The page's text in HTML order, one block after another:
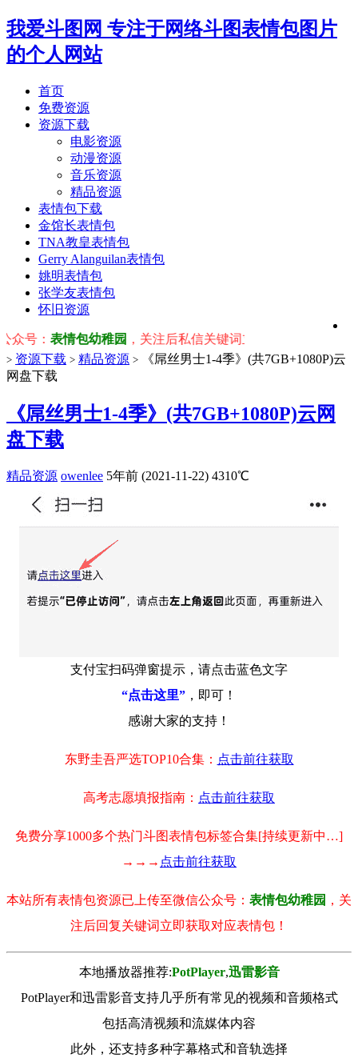
我爱斗图网 专注于网络斗图表情包图片
的个人网站
首页
免费资源
资源下载
电影资源
动漫资源
音乐资源
精品资源
表情包下载
金馆长表情包
TNA教皇表情包
Gerry Alanguilan表情包
姚明表情包
张学友表情包
怀旧资源
表情包幼稚园，关注后私信关键词立即获取对应表情包！ ※
> 资源下载 > 精品资源 >
《屌丝男士1-4季》(共7GB+1080P)云
网盘下载
《屌丝男士1-4季》(共7GB+1080P)云网
盘下载
精品资源 owenlee 5年前 (2021-11-22) 4310℃
支付宝扫码弹窗提示，请点击蓝色文字
“点击这里” ，即可！
感谢大家的支持！
东野圭吾严选TOP10合集： 点击前往获取
高考志愿填报指南： 点击前往获取
免费分享1000多个热门斗图表情包标签合集[持续更新中…]
→→→ 点击前往获取
本站所有表情包资源已上传至微信公众号： 表情包幼稚园 ，关
注后回复关键词立即获取对应表情包！
本地播放器推荐:РotРlayer,迅雷影音
PotPlayer和迅雷影音支持几乎所有常见的视频和音频格式
包括高清视频和流媒体内容
此外，还支持多种字幕格式和音轨选择